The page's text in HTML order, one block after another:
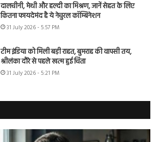
दालचीनी, मेथी और हल्दी का मिश्रण, जानें सेहत के लिए
कितना फायदेमंद है ये नेचुरल कॉम्बिनेशन
31 July 2026 - 5:57 PM
टीम इंडिया को मिली बड़ी राहत, बुमराह की वापसी तय,
श्रीलंका दौरे से पहले खत्म हुई चिंता
31 July 2026 - 5:21 PM